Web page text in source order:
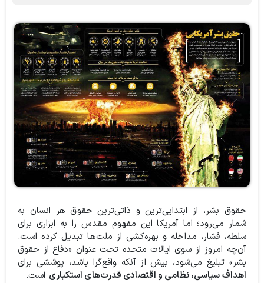
حقوق بشر، از ابتدایی‌ترین و ذاتی‌ترین حقوق هر انسان به
شمار می‌رود؛ اما آمریکا این مفهوم مقدس را به ابزاری برای
سلطه، فشار، مداخله و بهره‌کشی از ملت‌ها تبدیل کرده است.
آن‌چه امروز از سوی ایالات متحده تحت عنوان «دفاع از حقوق
بشر» تبلیغ می‌شود، بیش از آنکه واقع‌گرا باشد، پوششی برای
اهداف سیاسی، نظامی و اقتصادی قدرت‌های استکباری است.